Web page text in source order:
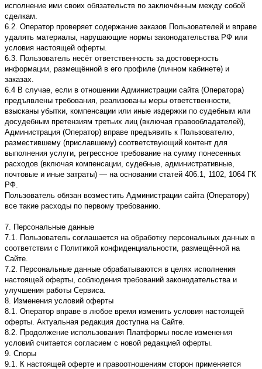
исполнение ими своих обязательств по заключённым между собой
сделкам.
6.2. Оператор проверяет содержание заказов Пользователей и вправе
удалять материалы, нарушающие нормы законодательства РФ или
условия настоящей оферты.
6.3. Пользователь несёт ответственность за достоверность
информации, размещённой в его профиле (личном кабинете) и
заказах.
6.4 В случае, если в отношении Администрации сайта (Оператора)
предъявлены требования, реализованы меры ответственности,
взысканы убытки, компенсации или иные издержки по судебным или
досудебным претензиям третьих лиц (включая правообладателей),
Администрация (Оператор) вправе предъявить к Пользователю,
разместившему (приславшему) соответствующий контент для
выполнения услуги, регрессное требование на сумму понесенных
расходов (включая компенсации, судебные, административные,
почтовые и иные затраты) — на основании статей 406.1, 1102, 1064 ГК
РФ.
Пользователь обязан возместить Администрации сайта (Оператору)
все такие расходы по первому требованию.
7. Персональные данные
7.1. Пользователь соглашается на обработку персональных данных в
соответствии с Политикой конфиденциальности, размещённой на
Сайте.
7.2. Персональные данные обрабатываются в целях исполнения
настоящей оферты, соблюдения требований законодательства и
улучшения работы Сервиса.
8. Изменения условий оферты
8.1. Оператор вправе в любое время изменить условия настоящей
оферты. Актуальная редакция доступна на Сайте.
8.2. Продолжение использования Платформы после изменения
условий считается согласием с новой редакцией оферты.
9. Споры
9.1. К настоящей оферте и правоотношениям сторон применяется